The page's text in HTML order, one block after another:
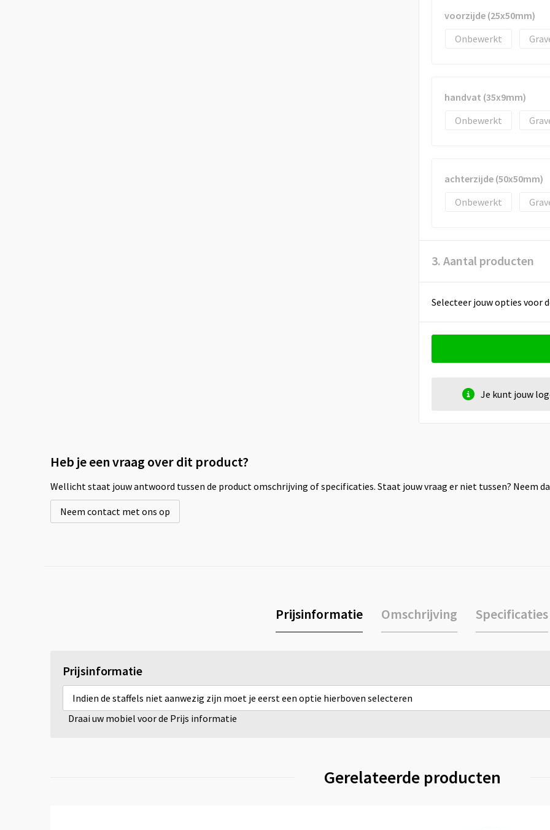
voorzijde (25x50mm)
Onbewerkt
handvat (35x9mm)
Onbewerkt
achterzijde (50x50mm)
Onbewerkt
3. Aantal producten
Selecteer jouw opties voor
Je kunt jouw
Heb je een vraag over dit product?
Wellicht staat jouw antwoord tussen de product omschrijving of specificaties. Staat jouw vraag er niet tussen? Neem
Neem contact met ons op
Prijsinformatie Omschrijving Specificaties
Prijsinformatie
Indien de staffels niet aanwezig zijn moet je eerst een optie hierboven selecteren
Draai uw mobiel voor de Prijs informatie
Gerelateerde producten